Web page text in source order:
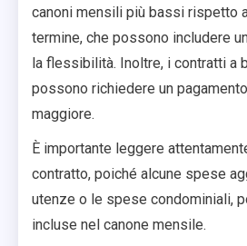
canoni mensili più bassi rispetto
termine, che possono includere
la flessibilità. Inoltre, i contratti a
possono richiedere un
maggiore.
È importante leggere
contratto, poiché alcune spese
utenze o le spese condominiali,
incluse nel canone mensile.